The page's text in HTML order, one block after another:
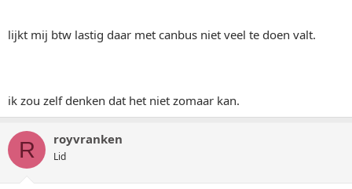
lijkt mij btw lastig daar met canbus niet veel te doen valt.
ik zou zelf denken dat het niet zomaar kan.
R royvranken
Lid